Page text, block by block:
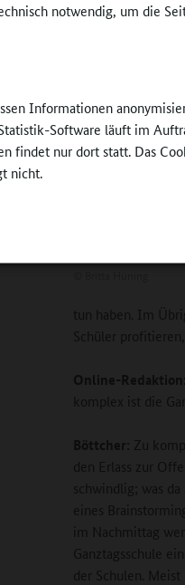
notwendig, um die
Informationen
Software läuft im
findet nur dort statt. Das
nicht.
benachteiligte
definierten Begriff
tun haben. Im
Schüler
Online-Redaktion:
komplex ist die
Böttcher: Zu
den Erlass zur
schwindlig; was
eines
im Nachmittag
Ganztagsschule
der Schulen.